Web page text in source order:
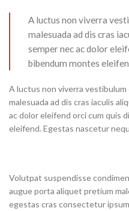
A luctus non viverra
malesuada ad dis cras
semper nec ac dolor
bibendum montes
A luctus non viverra
malesuada ad dis cras iaculis
ac dolor eleifend orci cum quis
eleifend. Egestas nascetur
Volutpat suspendisse
augue porta aliquet pretium
egestas cras consectetur